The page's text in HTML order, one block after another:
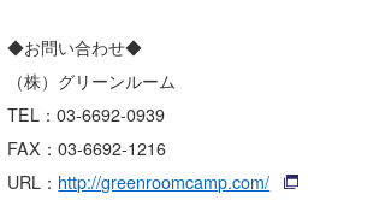
◆お問い合わせ◆
（株）グリーンルーム
TEL：03-6692-0939
FAX：03-6692-1216
URL： http://greenroomcamp.com/
CBA Films
熊谷素子
田原啓江
植村未来
NOBUFUKU
chan-U
ECE
G◎Da